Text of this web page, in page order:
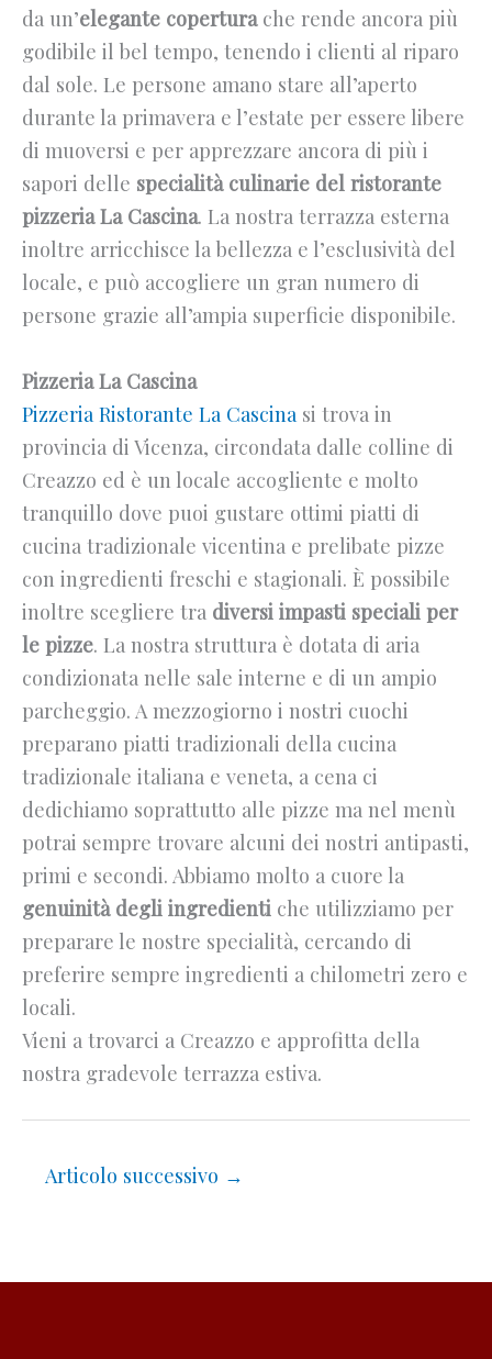
da un’elegante coperturache rende ancora più
godibile il bel tempo, tenendo i clienti al riparo
dal sole. Le persone amano stare all’aperto
durante la primavera e l’estate per essere libere
di muoversi e per apprezzare ancora di più i
sapori delle specialità culinarie del ristorante
pizzeria La Cascina. La nostra terrazza esterna
inoltre arricchisce la bellezza e l’esclusività del
locale, e può accogliere un gran numero di
persone grazie all’ampia superficie disponibile.
Pizzeria La Cascina
Pizzeria Ristorante La Cascinasi trova in
provincia di Vicenza, circondata dalle colline di
Creazzo ed è un locale accogliente e molto
tranquillo dove puoi gustare ottimi piatti di
cucina tradizionale vicentina e prelibate pizze
con ingredienti freschi e stagionali. È possibile
inoltre scegliere tra diversi impasti speciali per
le pizze. La nostra struttura è dotata di aria
condizionata nelle sale interne e di un ampio
parcheggio. A mezzogiorno i nostri cuochi
preparano piatti tradizionali della cucina
tradizionale italiana e veneta, a cena ci
dedichiamo soprattutto alle pizze ma nel menù
potrai sempre trovare alcuni dei nostri antipasti,
primi e secondi. Abbiamo molto a cuore la
genuinità degli ingredienti che utilizziamo per
preparare le nostre specialità, cercando di
preferire sempre ingredienti a chilometri zero e
locali.
Vieni a trovarci a Creazzo e approfitta della
nostra gradevole terrazza estiva.
Articolo successivo →